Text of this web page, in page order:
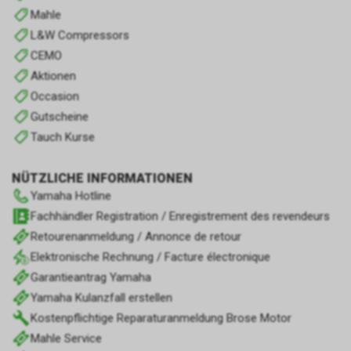
Mahle
L&W Compressors
CEMO
Aktionen
Occasion
Gutscheine
Tauch Kurse
NÜTZLICHE INFORMATIONEN
Yamaha Hotline
Fachhändler Registration / Enregistrement des revendeurs
Retourenanmeldung / Annonce de retour
Elektronische Rechnung / Facture électronique
Garantieantrag Yamaha
Yamaha Kulanzfall erstellen
Kostenpflichtige Reparaturanmeldung Brose Motor
Mahle Service